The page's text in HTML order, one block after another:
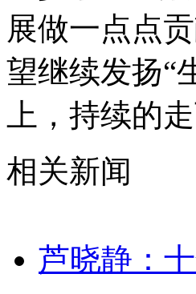
展做一点点
望继续发扬“
上，持续的
相关新闻
芦晓静：